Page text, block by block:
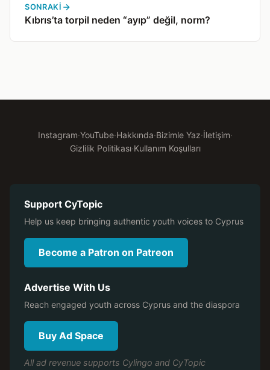
SONRAKI
Kıbrıs’ta torpil neden “ayıp” değil, norm?
Instagram·YouTube·Hakkında·Bizimle Yaz·İletişim·
Gizlilik Politikası·Kullanım Koşulları
Support CyTopic
Help us keep bringing authentic youth voices to Cyprus
Become a Patron on Patreon
Advertise With Us
Reach engaged youth across Cyprus and the diaspora
Buy Ad Space
All ad revenue supports Cylingo and CyTopic